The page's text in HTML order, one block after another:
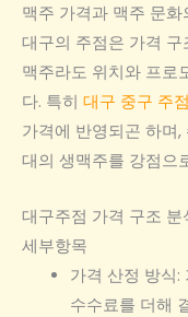
맥주 가격과 맥주 문화
대구의 주점은 가격
맥주라도 위치와 프로
다. 특히 대구 중구 주
가격에 반영되곤 하며,
대의 생맥주를 강점으
대구주점 가격 구조 분
세부항목
가격 산정 방식:
수수료를 더해